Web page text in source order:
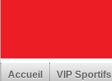
Accueil VIP Sportifs